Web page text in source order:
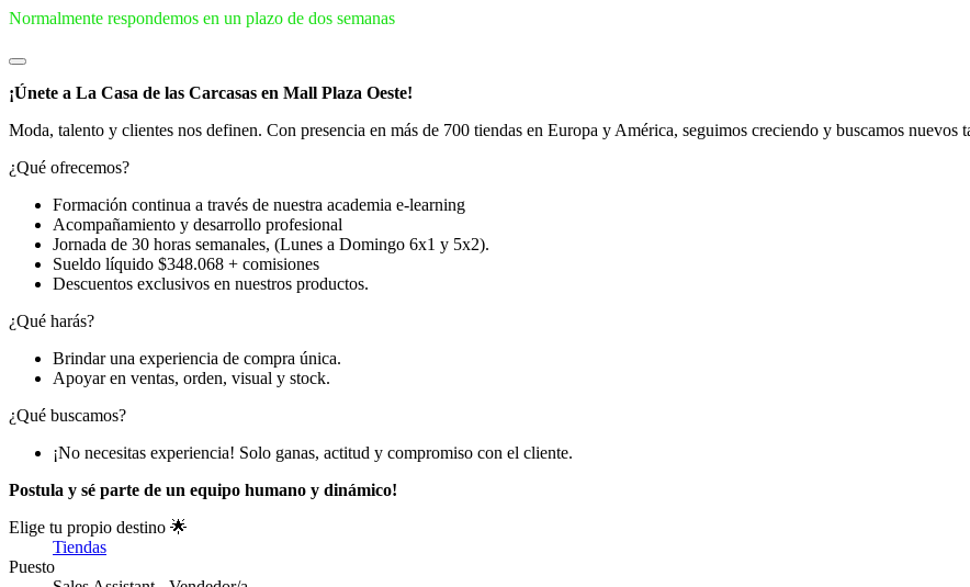
Normalmente respondemos en un plazo de dos semanas
¡Únete a La Casa de las Carcasas en Mall Plaza Oeste!
Moda, talento y clientes nos definen. Con presencia en más de 700 tiendas en Europa y América, seguimos creciendo y buscamos nuevos
¿Qué ofrecemos?
Formación continua a través de nuestra academia e-learning
Acompañamiento y desarrollo profesional
Jornada de 30 horas semanales, (Lunes a Domingo 6x1 y 5x2).
Sueldo líquido $348.068 + comisiones
Descuentos exclusivos en nuestros productos.
¿Qué harás?
Brindar una experiencia de compra única.
Apoyar en ventas, orden, visual y stock.
¿Qué buscamos?
¡No necesitas experiencia! Solo ganas, actitud y compromiso con el cliente.
Postula y sé parte de un equipo humano y dinámico!
Elige tu propio destino 🌟
Tiendas
Puesto